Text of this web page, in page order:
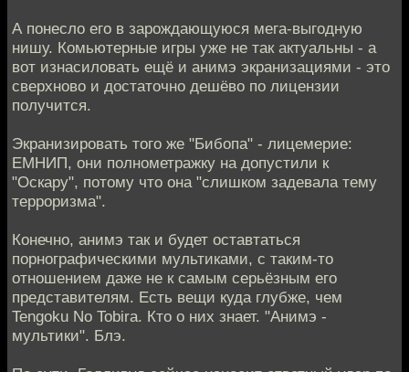
А понесло его в зарождающуюся мега-выгодную
нишу. Комьютерные игры уже не так актуальны - а
вот изнасиловать ещё и анимэ экранизациями - это
сверхново и достаточно дешёво по лицензии
получится.
Экранизировать того же "Бибопа" - лицемерие:
ЕМНИП, они полнометражку на допустили к
"Оскару", потому что она "слишком задевала тему
терроризма".
Конечно, анимэ так и будет оставтаться
порнографическими мультиками, с таким-то
отношением даже не к самым серьёзным его
представителям. Есть вещи куда глубже, чем
Tengoku No Tobira. Кто о них знает. "Анимэ -
мультики". Блэ.